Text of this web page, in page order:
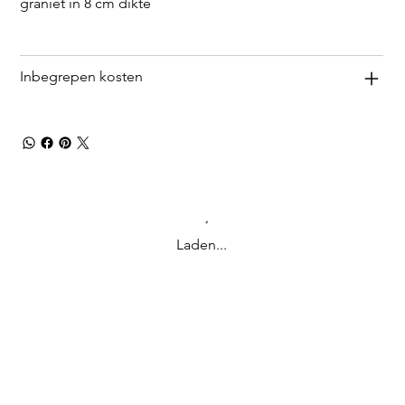
graniet in 8 cm dikte
Inbegrepen kosten
Laden...